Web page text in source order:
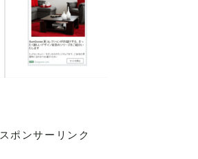
スポンサーリンク